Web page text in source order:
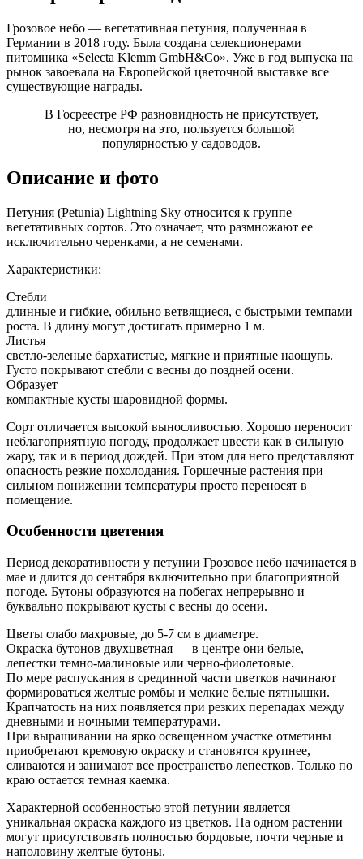
Грозовое небо — вегетативная петуния, полученная в
Германии в 2018 году. Была создана селекционерами
питомника «Selecta Klemm GmbH&Co». Уже в год выпуска на
рынок завоевала на Европейской цветочной выставке все
существующие награды.
В Госреестре РФ разновидность не присутствует,
но, несмотря на это, пользуется большой
популярностью у садоводов.
Описание и фото
Петуния (Petunia) Lightning Sky относится к группе
вегетативных сортов. Это означает, что размножают ее
исключительно черенками, а не семенами.
Характеристики:
Стебли
длинные и гибкие, обильно ветвящиеся, с быстрыми темпами
роста. В длину могут достигать примерно 1 м.
Листья
светло-зеленые бархатистые, мягкие и приятные наощупь.
Густо покрывают стебли с весны до поздней осени.
Образует
компактные кусты шаровидной формы.
Сорт отличается высокой выносливостью. Хорошо переносит
неблагоприятную погоду, продолжает цвести как в сильную
жару, так и в период дождей. При этом для него представляют
опасность резкие похолодания. Горшечные растения при
сильном понижении температуры просто переносят в
помещение.
Особенности цветения
Период декоративности у петунии Грозовое небо начинается в
мае и длится до сентября включительно при благоприятной
погоде. Бутоны образуются на побегах непрерывно и
буквально покрывают кусты с весны до осени.
Цветы слабо махровые, до 5-7 см в диаметре.
Окраска бутонов двухцветная — в центре они белые,
лепестки темно-малиновые или черно-фиолетовые.
По мере распускания в срединной части цветков начинают
формироваться желтые ромбы и мелкие белые пятнышки.
Крапчатость на них появляется при резких перепадах между
дневными и ночными температурами.
При выращивании на ярко освещенном участке отметины
приобретают кремовую окраску и становятся крупнее,
сливаются и занимают все пространство лепестков. Только по
краю остается темная каемка.
Характерной особенностью этой петунии является
уникальная окраска каждого из цветков. На одном растении
могут присутствовать полностью бордовые, почти черные и
наполовину желтые бутоны.